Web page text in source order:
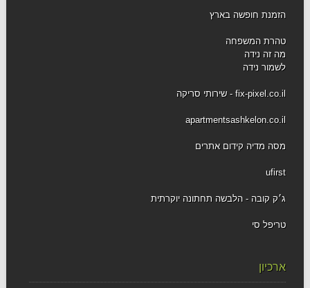
הזמנת חופשה בארץ
טהרת המשפחה
מה זה נידה
לשמור נידה
fix-pixel.co.il - שירותי סריקה
apartmentsashkelon.co.il
מסה מדיה קידום אתרים
ufirst
ג׳ק קובה - הלבשה תחתונה יוקרתית
טריפל סי
ארכיון